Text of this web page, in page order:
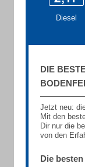
Diesel
DIE
Jetzt neu:
Mit den
Dir nur die
von den
Die